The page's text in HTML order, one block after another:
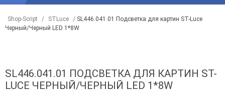
Shop-Script / STLuce / SL446.041.01 Подсветка для картин ST-Luce
Черный/Черный LED 1*8W
SL446.041.01 ПОДСВЕТКА ДЛЯ КАРТИН ST-
LUCE ЧЕРНЫЙ/ЧЕРНЫЙ LED 1*8W